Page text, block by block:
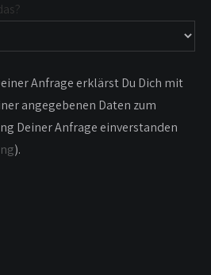
Anfrage erklärst Du Dich mit
angegebenen Daten zum
Deiner Anfrage einverstanden
).